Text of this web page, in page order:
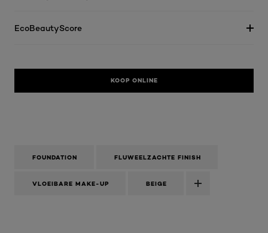
EcoBeautyScore
KOOP ONLINE
FOUNDATION FLUWEELZACHTE FINISH
VLOEIBARE MAKE-UP BEIGE